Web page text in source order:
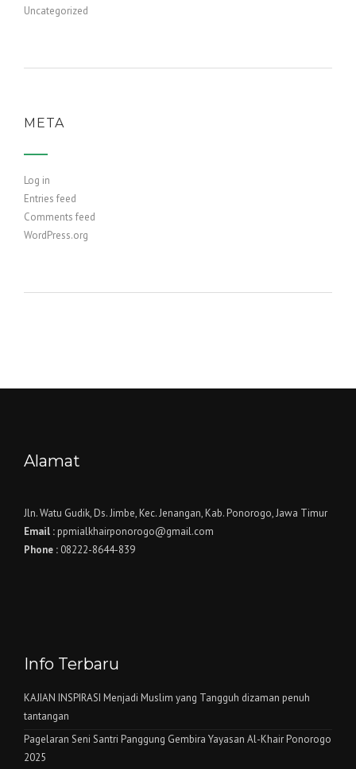
Uncategorized
META
Log in
Entries feed
Comments feed
WordPress.org
Alamat
Jln. Watu Gudik, Ds. Jimbe, Kec. Jenangan, Kab. Ponorogo, Jawa Timur
Email : ppmialkhairponorogo@gmail.com
Phone : 08222-8644-839
Info Terbaru
KAJIAN INSPIRASI Menjadi Muslim yang Tangguh dizaman penuh
tantangan
Pagelaran Seni Santri Panggung Gembira Yayasan Al-Khair Ponorogo
2025